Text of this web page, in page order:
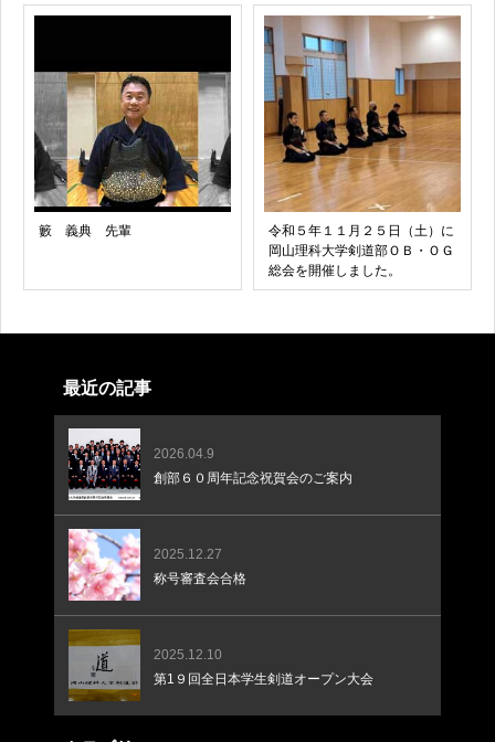
籔 義典 先輩
令和５年１１月２５日（土）に
岡山理科大学剣道部ＯＢ・ＯＧ
総会を開催しました。
最近の記事
2026.04.9
創部６０周年記念祝賀会のご案内
2025.12.27
称号審査会合格
2025.12.10
第1９回全日本学生剣道オープン大会